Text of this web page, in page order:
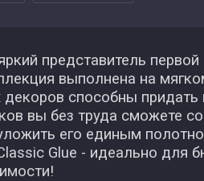
представитель
выполнена на
декоров способны
вы без труда сможете
его единым
Glue - идеально для